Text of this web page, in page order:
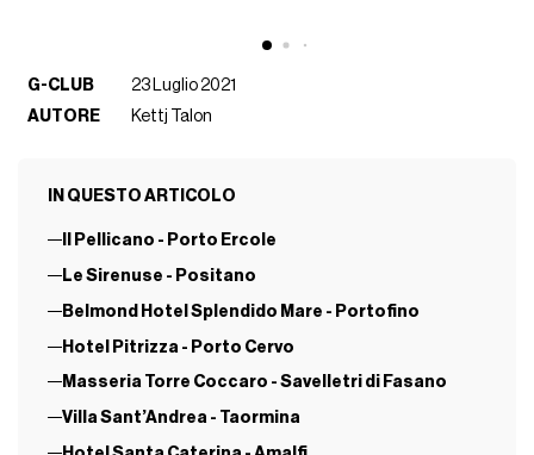
G-CLUB
23 Luglio 2021
AUTORE
Kettj Talon
IN QUESTO ARTICOLO
Il Pellicano - Porto Ercole
Le Sirenuse - Positano
Belmond Hotel Splendido Mare - Portofino
Hotel Pitrizza - Porto Cervo
Masseria Torre Coccaro - Savelletri di Fasano
Villa Sant’Andrea - Taormina